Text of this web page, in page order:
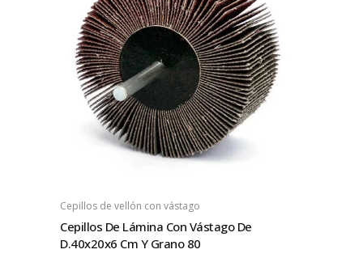
Cepillos de vellón con vástago
Cepillos De Lámina Con Vástago De
D.40x20x6 Cm Y Grano 80